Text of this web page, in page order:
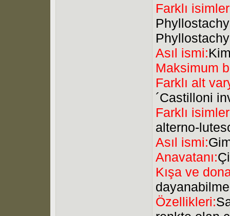
Farklı
Asıl ismi:
Maksimum
Farklı alt
´Castilloni
Farklı
alterno-
Asıl ismi:
Anavatanı:
Kışa ve
Özellikleri: